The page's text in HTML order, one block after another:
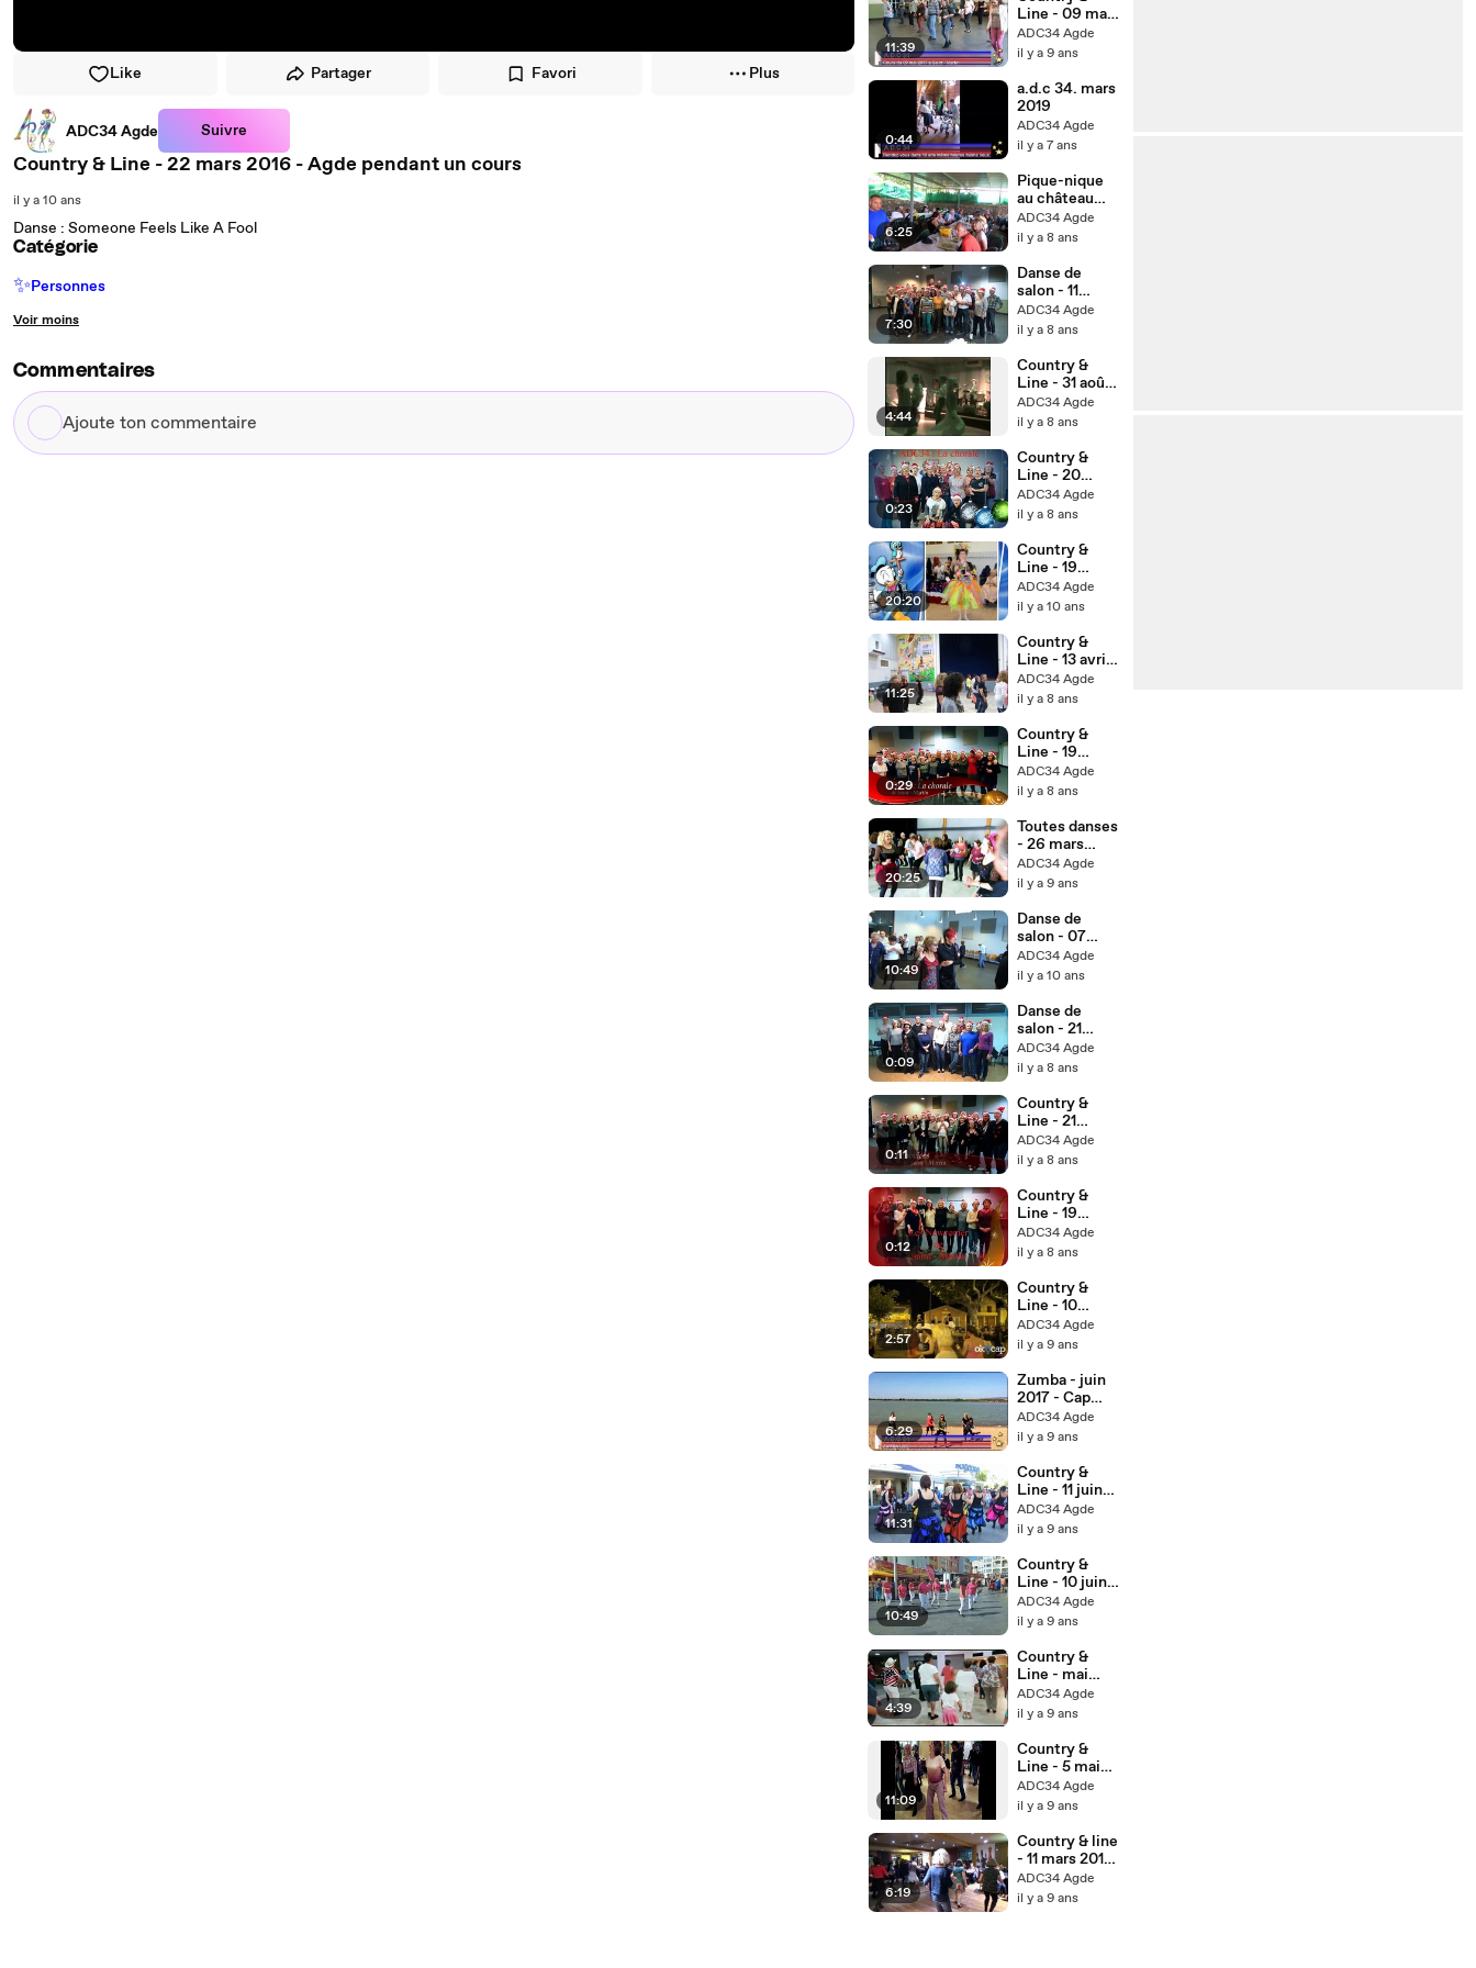
Like Partager Favori Plus
ADC34 Agde Suivre
Country & Line - 22 mars 2016 - Agde pendant un cours
il y a 10 ans
Danse : Someone Feels Like A Fool
Catégorie
✨Personnes
Voir moins
Commentaires
Ajoute
ton
11:39
Line - 09 mai
2017 - Agde
un cours de
ADC34 Agde
il y a 9 ans
0:44
a.d.c 34. mars
2019
ADC34 Agde
il y a 7 ans
6:25
Pique-nique
au château
LAURENS le
dimanche 17
ADC34 Agde
il y a 8 ans
7:30
Danse de
salon - 11
décembre
2017 - Soirée
ADC34 Agde
il y a 8 ans
4:44
Country &
Line - 31 août
2006 - Casino
du Cap d'Agde
ADC34 Agde
il y a 8 ans
0:23
Country &
Line - 20
décembre
2017- Bonnes
groupe
Seniors
ADC34 Agde
il y a 8 ans
20:20
Country &
Line - 19
février 2016 -
Bessan
ADC34 Agde
il y a 10 ans
11:25
Country &
Line - 13 avril
2018 - Bessan
soirée du
ADC34 Agde
il y a 8 ans
0:29
Country &
Line - 19
décembre
1017 - La
Martin -
Bonnes fêtes
ADC34 Agde
il y a 8 ans
20:25
Toutes danses
- 26 mars
2017 - Repas
annuel
ADC34 Agde
il y a 9 ans
10:49
Danse de
salon - 07
février 2016 -
Agde bal
ADC34 Agde
il y a 10 ans
0:09
Danse de
salon - 21
décembre
2017 - Bonnes
ADC34 Agde
il y a 8 ans
0:11
Country &
Line - 21
décembre
2017 - Bonnes
novice
ADC34 Agde
il y a 8 ans
0:12
Country &
Line - 19
décembre
2017 - Bonnes
newcomer
ADC34 Agde
il y a 8 ans
2:57
Country &
Line - 10
juillet 2012 -
Grau d'Agde
OKOCAP -
Dailymotion
ADC34 Agde
il y a 9 ans
6:29
Zumba - juin
2017 - Cap
d'Agde
ADC34 Agde
il y a 9 ans
11:31
Country &
Line - 11 juin
2017 - Cap
d'Agde
Retro
ADC34 Agde
il y a 9 ans
10:49
Country &
Line - 10 juin
2017 - Cap
d'Agde
Retro
ADC34 Agde
il y a 9 ans
4:39
Country &
Line - mai
2017 - Lloret
de Mar séjour
ADC34 Agde
il y a 9 ans
11:09
Country &
Line - 5 mai
2007 - Agde
Restaumarch
ADC34 Agde
il y a 9 ans
6:19
Country & line
- 11 mars 2017
- Agde soirée
Poivre Rouge
ADC34 Agde
il y a 9 ans